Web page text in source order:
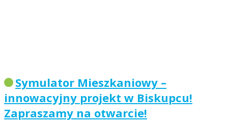
Symulator Mieszkaniowy –
innowacyjny projekt w Biskupcu!
Zapraszamy na otwarcie!